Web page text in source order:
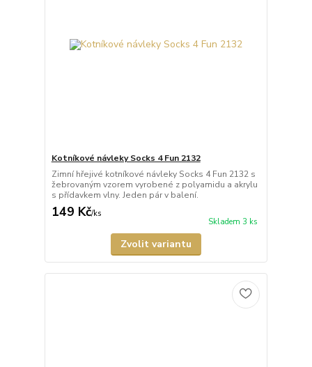
Kotníkové návleky Socks 4 Fun 2132
Zimní hřejivé kotníkové návleky Socks 4 Fun 2132 s
žebrovaným vzorem vyrobené z polyamidu a akrylu
s přídavkem vlny. Jeden pár v balení.
149 Kč/ks
Skladem 3 ks
Zvolit variantu